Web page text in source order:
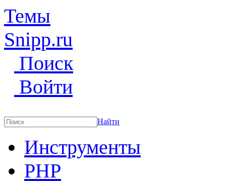
Темы
Snipp.ru
Поиск
Войти
Найти
Инструменты
PHP